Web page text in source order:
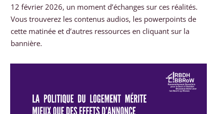
12 février 2026, un moment d’échanges sur ces réalités.
Vous trouverez les contenus audios, les powerpoints de
cette matinée et d’autres ressources en cliquant sur la
bannière.